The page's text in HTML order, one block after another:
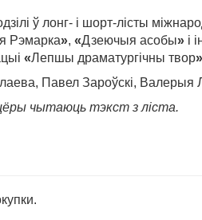
ў лонг- і шорт-лісты
Рэмарка», «Дзеючыя асобы» і
«Лепшы драматургічны твор»
Павел Зароўскі, Валерыя
чытаюць тэкст з ліста.